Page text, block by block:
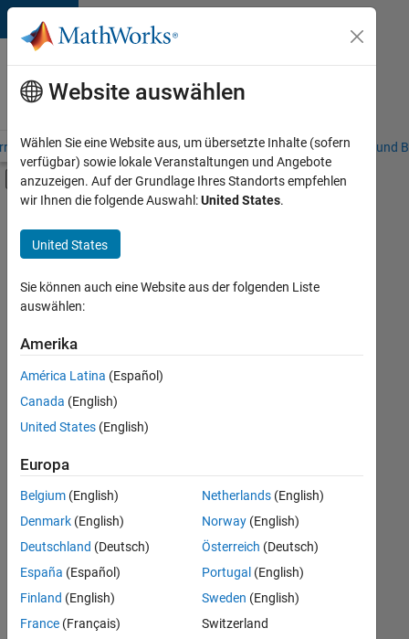
Weiter zum Inhalt
Karriere
bei
MathWorks
– Übersicht Stellensuche Niederlassungen Studierende und
Umschaltung für Off-Canvas-
Hauptinhalt
Advanced Support
Program Management
Technical Writing
+2
Derzeit
es
keine
offenen
Stellen,
Ihren
Suchkriterien
entsprechen.
können
die
Suchkriterien
weiter
fassen
Website auswählen
Wählen Sie eine Website aus, um übersetzte Inhalte (sofern
verfügbar) sowie lokale Veranstaltungen und Angebote
anzuzeigen. Auf der Grundlage Ihres Standorts empfehlen
wir Ihnen die folgende Auswahl:United States.
United States
Sie können auch eine Website aus der folgenden Liste
auswählen:
Amerika
América Latina (Español)
Canada (English)
United States (English)
Europa
Belgium (English)
Denmark (English)
Deutschland (Deutsch)
España (Español)
Finland (English)
France (Français)
Netherlands(English)
Norway(English)
Österreich (Deutsch)
Portugal (English)
Sweden (English)
Switzerland